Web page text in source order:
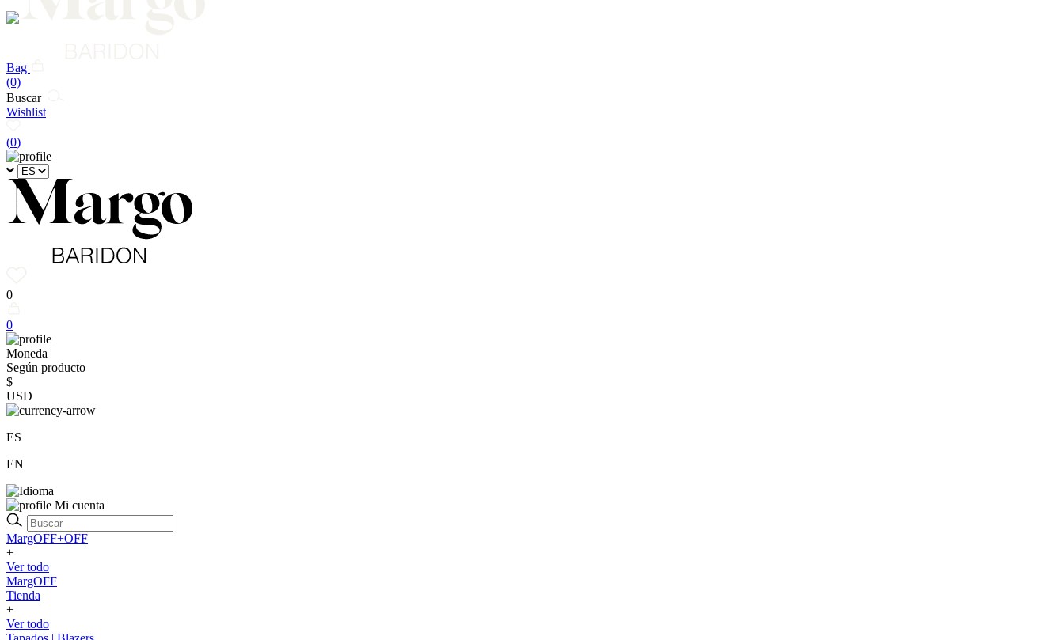
Bag
(0)
Buscar
Wishlist
(0)
0
0
Moneda
Según producto
$
USD
ES
EN
Mi cuenta
MargOFF+OFF
+
Ver todo
MargOFF
Tienda
+
Ver todo